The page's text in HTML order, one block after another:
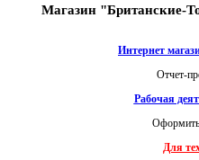
Наборы
Магазин "Британские-
Интернет
Отчет-
Рабочая
Для